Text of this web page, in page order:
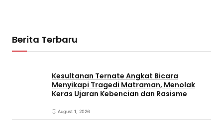
Berita Terbaru
Kesultanan Ternate Angkat Bicara
Menyikapi Tragedi Matraman, Menolak
Keras Ujaran Kebencian dan Rasisme
August 1, 2026